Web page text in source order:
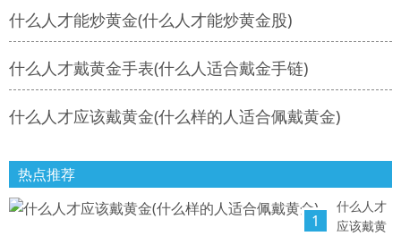
什么人才能炒黄金(什么人才能炒黄金股)
什么人才戴黄金手表(什么人适合戴金手链)
什么人才应该戴黄金(什么样的人适合佩戴黄金)
热点推荐
1
什么人才
应该戴黄